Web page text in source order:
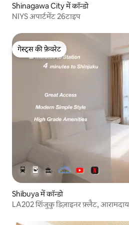
Shinagawa City में कॉन्डो
NIYS अपार्टमेंट 26टाइप
गेस्ट्स की फ़ेवरेट
गेस्ट्स की फ़ेवरेट
Shibuya में कॉन्डो
LA202 शिंजुकु डिज़ाइनर फ़्लैट,